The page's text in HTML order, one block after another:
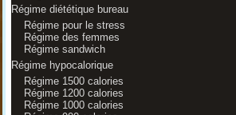
Régime diététique bureau
Régime pour le stress
Régime des femmes
Régime sandwich
Régime hypocalorique
Régime 1500 calories
Régime 1200 calories
Régime 1000 calories